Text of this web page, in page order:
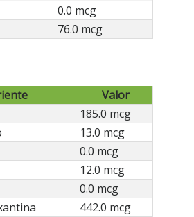
0.0 mcg
76.0 mcg
Valor
185.0 mcg
13.0 mcg
0.0 mcg
12.0 mcg
0.0 mcg
442.0 mcg